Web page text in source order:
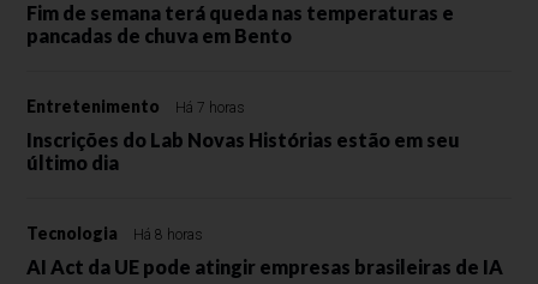
Fim de semana terá queda nas temperaturas e
pancadas de chuva em Bento
Entretenimento Há 7 horas
Inscrições do Lab Novas Histórias estão em seu
último dia
Tecnologia Há 8 horas
AI Act da UE pode atingir empresas brasileiras de IA